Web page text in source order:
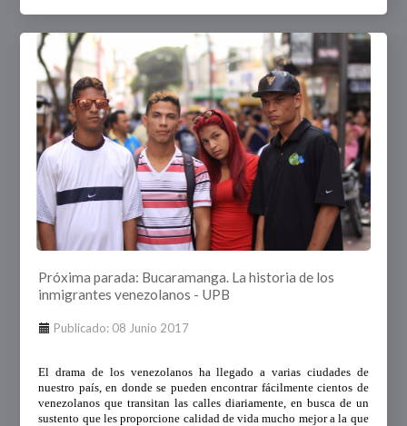
Próxima parada: Bucaramanga. La historia de los
inmigrantes venezolanos - UPB
Publicado: 08 Junio 2017
El drama de los venezolanos ha llegado a varias ciudades de
nuestro país, en donde se pueden encontrar fácilmente cientos de
venezolanos que transitan las calles diariamente, en busca de un
sustento que les proporcione calidad de vida mucho mejor a la que